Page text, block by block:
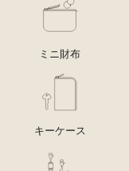
ミニ財布
キーケース